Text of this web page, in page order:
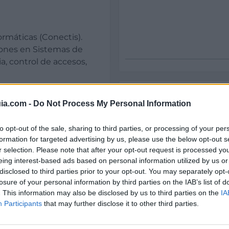
- Do Not Process My Personal Information
opt-out of the sale, sharing to third parties, or processing of your
for targeted advertising by us, please use the below opt-out
selection. Please note that after your opt-out request is processed
interest-based ads based on personal information utilized by us
to third parties prior to your opt-out. You may separately
of your personal information by third parties on the IAB’s list of
This information may also be disclosed by us to third parties on the
Participants that may further disclose it to other third parties.
(Conectis).
en Sistemas de
control de accesos,
la canalización de
industria.
de
Motores.
Protección de la
respiratoria,
antícaidas, Vestuario
de gases ?
Datos
CIF:
B-28262822
Forma jurídica:
S.L.
Año de fundación:
1963
Experiencia en años: